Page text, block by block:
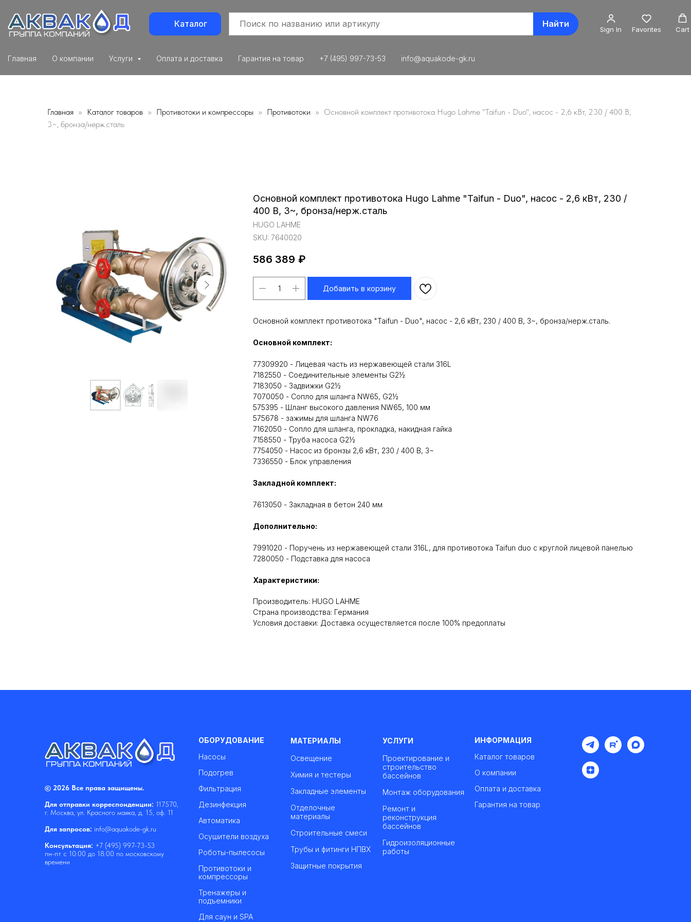
Каталог Найти
Sign In Favorites Cart
Главная О компании Услуги Оплата и доставка Гарантия на товар +7 (495) 997-73-53 info@aquakode-gk.ru
Главная Каталог товаров Противотоки и компрессоры Противотоки
Основной комплект противотока Hugo Lahme "Taifun - Duo", насос - 2,6 кВт, 230 / 400 В,
3~, бронза/нерж.сталь
Основной комплект противотока Hugo Lahme "Taifun - Duo", насос - 2,6 кВт, 230 /
400 В, 3~, бронза/нерж.сталь
HUGO LAHME
SKU: 7640020
586 389 ₽
Добавить в корзину
Основной комплект противотока "Taifun - Duo", насос - 2,6 кВт, 230 / 400 В, 3~, бронза/нерж.сталь.
Основной комплект:
77309920 - Лицевая часть из нержавеющей стали 316L
7182550 - Соединительные элементы G2½
7183050 - Задвижки G2½
7070050 - Сопло для шланга NW65, G2½
575395 - Шланг высокого давления NW65, 100 мм
575678 - зажимы для шланга NW76
7162050 - Сопло для шланга, прокладка, накидная гайка
7158550 - Труба насоса G2½
7754050 - Насос из бронзы 2,6 кВт, 230 / 400 В, 3~
7336550 - Блок управления
Закладной комплект:
7613050 - Закладная в бетон 240 мм
Дополнительно:
7991020 - Поручень из нержавеющей стали 316L, для противотока Taifun duo с круглой лицевой панелью
7280050 - Подставка для насоса
Характеристики:
Производитель: HUGO LAHME
Cтрана производства: Германия
Условия доставки: Доставка осуществляется после 100% предоплаты
© 2026 Все права защищены.
Для отправки корреспонденции: 117570,
г. Москва, ул. Красного маяка, д. 15, оф. 11
Для запросов: info@aquakode-gk.ru
Консультация: +7 (495) 997-73-53
пн-пт с 10:00 до 18:00 по московскому
времени
ОБОРУДОВАНИЕ
Насосы
Подогрев
Фильтрация
Дезинфекция
Автоматика
Осушители воздуха
Роботы-пылесосы
Противотоки и
компрессоры
Тренажеры и
подъемники
Для саун и SPA
МАТЕРИАЛЫ
Освещение
Химия и тестеры
Закладные элементы
Отделочные
материалы
Строительные смеси
Трубы и фитинги НПВХ
Защитные покрытия
УСЛУГИ
Проектирование и
строительство
бассейнов
Монтаж оборудования
Ремонт и
реконструкция
бассейнов
Гидроизоляционные
работы
ИНФОРМАЦИЯ
Каталог товаров
О компании
Оплата и доставка
Гарантия на товар